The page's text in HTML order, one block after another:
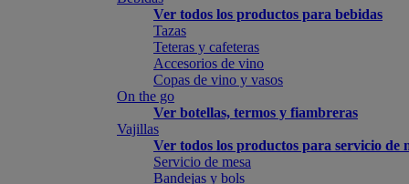
Ver todos los productos para bebidas
Tazas
Teteras y cafeteras
Accesorios de vino
Copas de vino y vasos
On the go
Ver botellas, termos y fiambreras
Vajillas
Ver todos los productos para servicio de
Servicio de mesa
Bandejas y bols